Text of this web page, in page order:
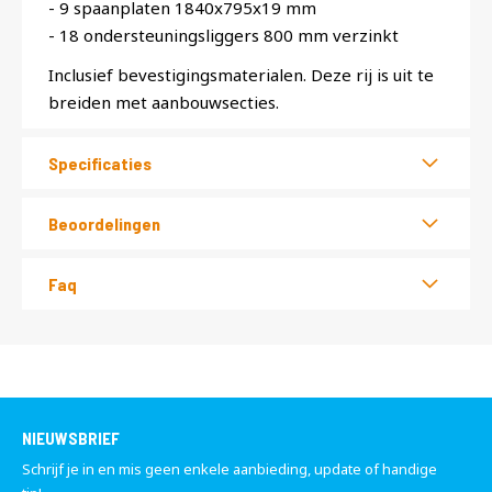
- 9 spaanplaten 1840x795x19 mm
- 18 ondersteuningsliggers 800 mm verzinkt
Inclusief bevestigingsmaterialen. Deze rij is uit te
breiden met aanbouwsecties.
Specificaties
Beoordelingen
Faq
NIEUWSBRIEF
Schrijf je in en mis geen enkele aanbieding, update of handige